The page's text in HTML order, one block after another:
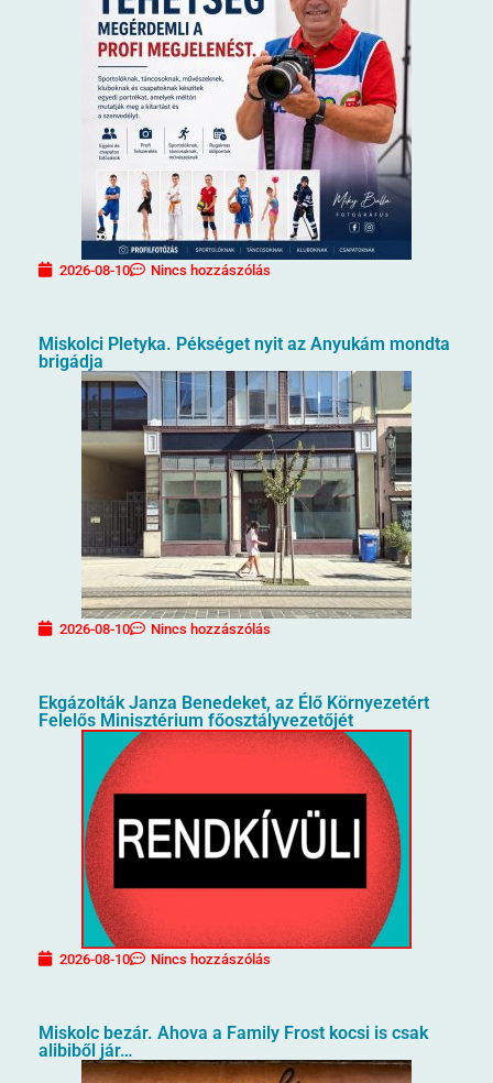
2026-08-10 Nincs hozzászólás
Miskolci Pletyka. Pékséget nyit az Anyukám mondta
brigádja
2026-08-10 Nincs hozzászólás
Ekgázolták Janza Benedeket, az Élő Környezetért
Felelős Minisztérium főosztályvezetőjét
2026-08-10 Nincs hozzászólás
Miskolc bezár. Ahova a Family Frost kocsi is csak
alibiből jár…